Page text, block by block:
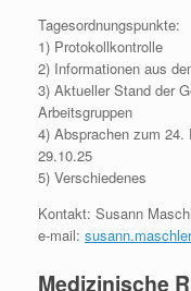
Tagesordnungspunkte:
1) Protokollkontrolle
2) Informationen aus
3) Aktueller Stand der
Arbeitsgruppen
4) Absprachen zum 24.
29.10.25
5) Verschiedenes
Kontakt: Susann
e-mail:
Medizinische